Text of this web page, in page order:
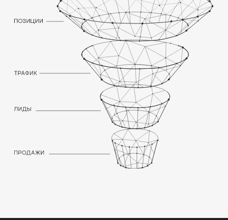
ГИБКОСТЬ
Можете увеличить или сократить
количество часов специалиста без
долгосрочных обязательств. Это
позволяет оперативно адаптироваться
под задачи бизнеса и сезонные
ЭТАПЫ ПОЧАСОВОЙ
СПЕЦИАЛИСТА